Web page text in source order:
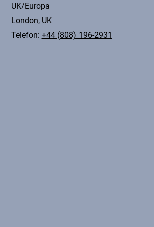
UK/Europa
London, UK
Telefon: +44 (808) 196-2931